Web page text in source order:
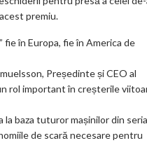
premiu.
în Europa, fie în America de
Președinte și CEO al
rol important în creșterile
baza tuturor mașinilor din seria
de scară necesare pentru